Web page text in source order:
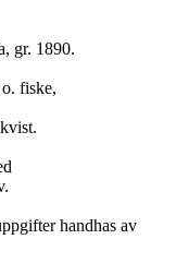
gr. 1890.
fiske,
handhas av